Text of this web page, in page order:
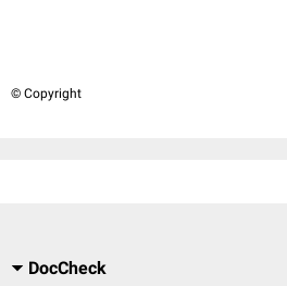
© Copyright
DocCheck